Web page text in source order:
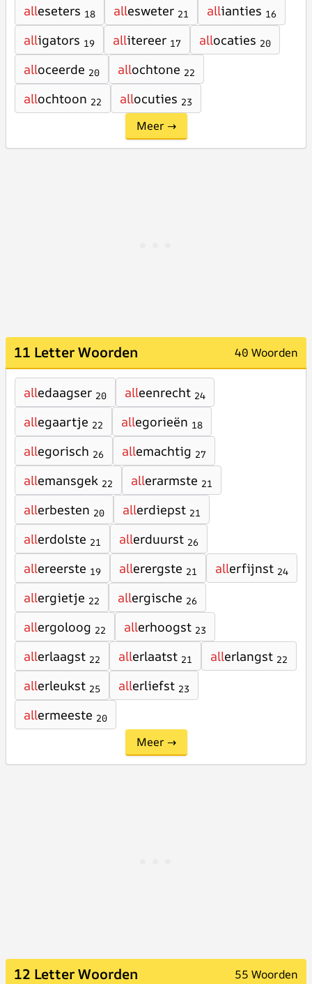
alleseters 18 allesweter 21 allianties 16
alligators 19 allitereer 17 allocaties 20
alloceerde 20 allochtone 22
allochtoon 22 allocuties 23
Meer →
11 Letter Woorden 40 Woorden
alledaagser 20 alleenrecht 24
allegaartje 22 allegorieën 18
allegorisch 26 allemachtig 27
allemansgek 22 allerarmste 21
allerbesten 20 allerdiepst 21
allerdolste 21 allerduurst 26
allereerste 19 allerergste 21 allerfijnst 24
allergietje 22 allergische 26
allergoloog 22 allerhoogst 23
allerlaagst 22 allerlaatst 21 allerlangst 22
allerleukst 25 allerliefst 23
allermeeste 20
Meer →
12 Letter Woorden 55 Woorden